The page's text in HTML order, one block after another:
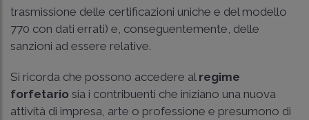
trasmissione delle certificazioni uniche e del modello
770 con dati errati) e, conseguentemente, delle
sanzioni ad essere relative.
Si ricorda che possono accedere al regime
forfetario sia i contribuenti che iniziano una nuova
attività di impresa, arte o professione e presumono di